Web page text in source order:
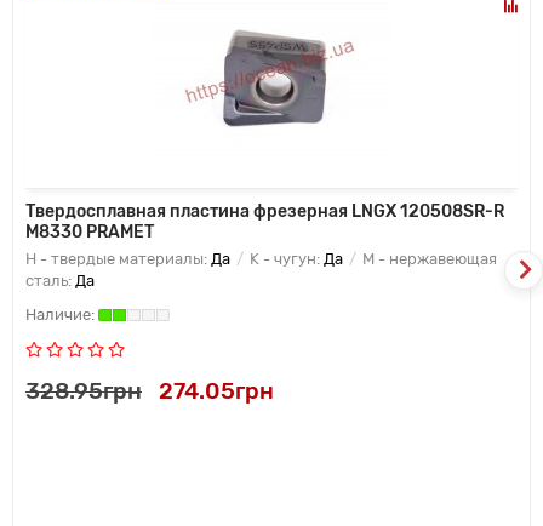
Твердосплавная пластина фрезерная LNGX 120508SR-R
M8330 PRAMET
H - твердые материалы: Да K - чугун: Да
M - нержавеющая
сталь: Да
328.95грн 274.05грн